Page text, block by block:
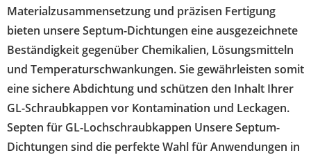
Materialzusammensetzung und präzisen Fertigung
bieten unsere Septum-Dichtungen eine ausgezeichnete
Beständigkeit gegenüber Chemikalien, Lösungsmitteln
und Temperaturschwankungen. Sie gewährleisten somit
eine sichere Abdichtung und schützen den Inhalt Ihrer
GL-Schraubkappen vor Kontamination und Leckagen.
Septen für GL-Lochschraubkappen Unsere Septum-
Dichtungen sind die perfekte Wahl für Anwendungen in